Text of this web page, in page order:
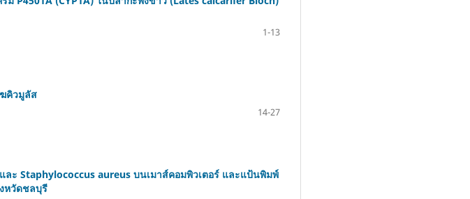
1-13
คิวมูลัส
14-27
ะ Staphylococcus aureus บนเมาส์คอมพิวเตอร์ และแป้นพิมพ์
หวัดชลบุรี